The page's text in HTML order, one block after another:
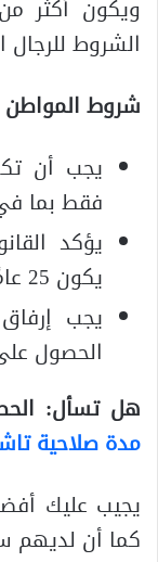
ويكون أكثر
الشروط للرجال
شروط المواطن
يجب أن
فقط بما في
يؤكد
يكون 25 عامًا أو أكثر.
يجب
الحصول
هل تسأل:
مدة صلاحية
يجيب عليك
كما أن لديهم